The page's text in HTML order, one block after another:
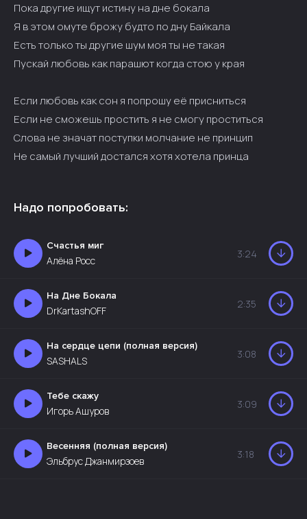
Пока другие ищут истину на дне бокала
Я в этом омуте брожу будто по дну Байкала
Есть только ты другие шум моя ты не такая
Пускай любовь как парашют когда стою у края
Если любовь как сон я попрошу её присниться
Если не сможешь простить я не смогу проститься
Слова не значат поступки молчание не принцип
Не самый лучший достался хотя хотела принца
Надо попробовать:
Счастья миг
Алёна Росс
3:24
На Дне Бокала
DrKartashOFF
2:35
На сердце цепи (полная версия)
SASHALS
3:08
Тебе скажу
Игорь Ашуров
3:09
Весенняя (полная версия)
Эльбрус Джанмирзоев
3:18